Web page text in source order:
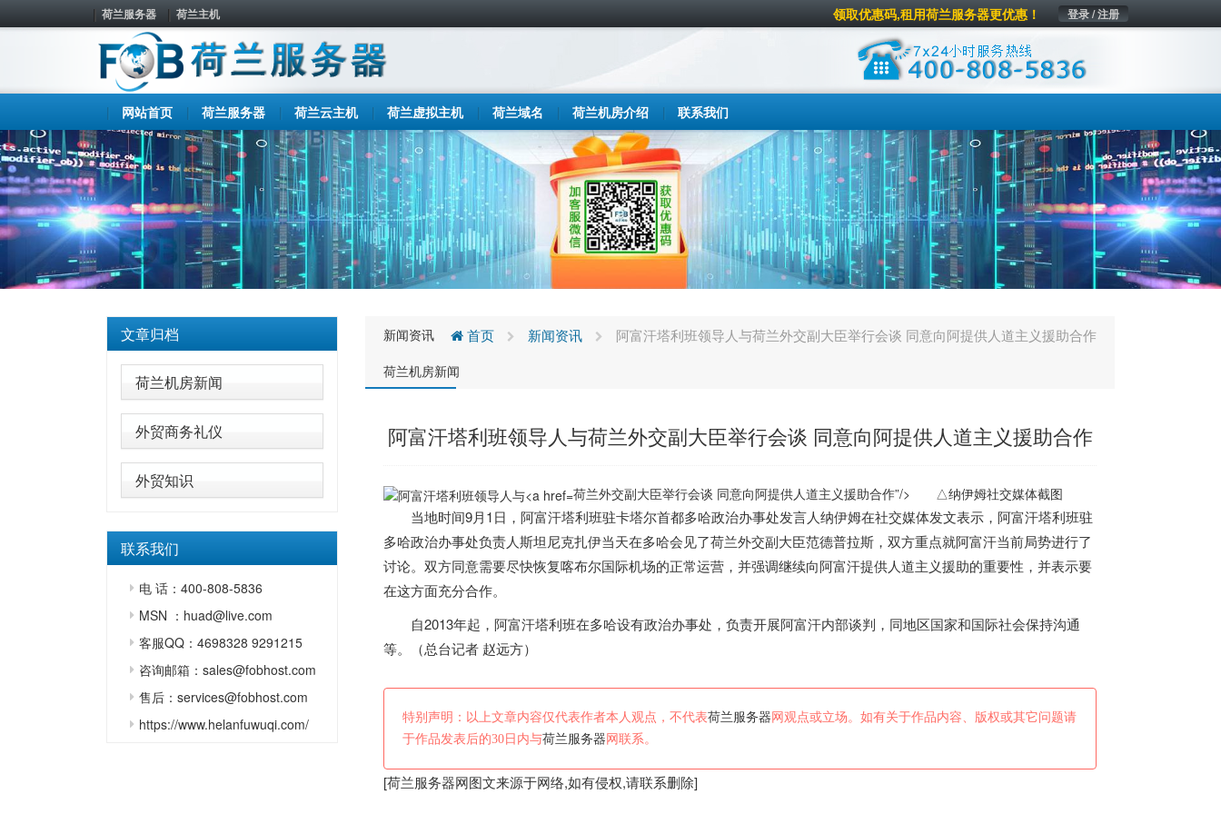
荷兰服务器 荷兰主机 登录 / 注册
领取优惠码,租用荷兰服务器更优惠！
网站首页 荷兰服务器 荷兰云主机 荷兰虚拟主机 荷兰域名 荷兰机房介绍 联系我们
文章归档
荷兰机房新闻
外贸商务礼仪
外贸知识
联系我们
电 话：400-808-5836
MSN ：huad@live.com
客服QQ：4698328 9291215
咨询邮箱：sales@fobhost.com
售后：services@fobhost.com
https://www.helanfuwuqi.com/
新闻资讯
荷兰机房新闻
首页 新闻资讯 阿富汗塔利班领导人与荷兰外交副大臣举行会谈 同意向阿提供人道主义援助合作
阿富汗塔利班领导人与荷兰外交副大臣举行会谈 同意向阿提供人道主义援助合作
荷兰外交副大臣举行会谈 同意向阿提供人道主义援助合作”/> △纳伊姆社交媒体截图
当地时间9月1日，阿富汗塔利班驻卡塔尔首都多哈政治办事处发言人纳伊姆在社交媒体发文表示，阿富汗塔利班驻
多哈政治办事处负责人斯坦尼克扎伊当天在多哈会见了荷兰外交副大臣范德普拉斯，双方重点就阿富汗当前局势进行了
讨论。双方同意需要尽快恢复喀布尔国际机场的正常运营，并强调继续向阿富汗提供人道主义援助的重要性，并表示要
在这方面充分合作。
自2013年起，阿富汗塔利班在多哈设有政治办事处，负责开展阿富汗内部谈判，同地区国家和国际社会保持沟通
等。（总台记者 赵远方）
特别声明：以上文章内容仅代表作者本人观点，不代表荷兰服务器 网观点或立场。如有关于作品内容、版权或其它问题请
于作品发表后的30日内与荷兰服务器 网联系。
[荷兰服务器网图文来源于网络,如有侵权,请联系删除]